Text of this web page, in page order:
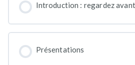
Introduction : regardez
Présentations